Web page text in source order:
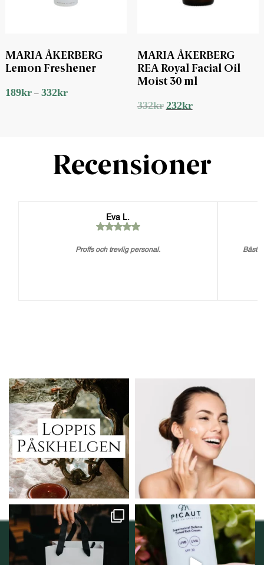
MARIA ÅKERBERG
Lemon Freshener
189kr– 332kr
MARIA ÅKERBERG
REA Royal Facial Oil
Moist 30 ml
332kr Det
232krDet
Recensioner
Eva L.
Proffs och trevlig personal. Bästa
Vi skall ha loppis!
I Vellnez anda;...
6 0
Behandlingserbjudande
februari-mars!
Vi...
0
Vellnez – din
samlingsplats för
Njut av solens härliga
strålar men skydda dig...